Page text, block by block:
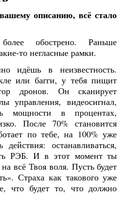
описанию, всё стало
обострено. Раньше
то негласные рамки.
идёшь в неизвестность.
или багги, у тебя пищит
дронов. Он сканирует
управления, видеосигнал,
мощности в процентах,
После 70% становится
по тебе, на 100% уже
останавливаться,
РЭБ. И в этот момент ты
всё Твоя воля. Пусть будет
Страха как такового уже
что будет то, что должно